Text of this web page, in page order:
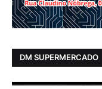
DM SUPERMERCADO